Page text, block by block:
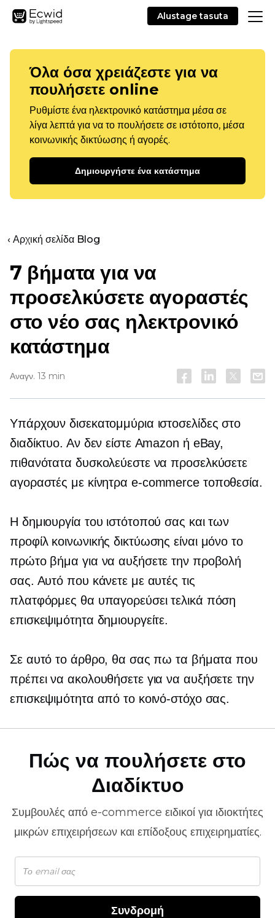
Alustage tasuta
Όλα όσα χρειάζεστε για να
πουλήσετε online
Ρυθμίστε ένα ηλεκτρονικό κατάστημα μέσα σε
λίγα λεπτά για να το πουλήσετε σε ιστότοπο, μέσα
κοινωνικής δικτύωσης ή αγορές.
Δημιουργήστε ένα κατάστημα
‹ Αρχική σελίδα Blog
7 βήματα για να
προσελκύσετε αγοραστές
στο νέο σας ηλεκτρονικό
κατάστημα
Αναγν. 13 min
Υπάρχουν δισεκατομμύρια ιστοσελίδες στο
διαδίκτυο. Αν δεν είστε Amazon ή eBay,
πιθανότατα δυσκολεύεστε να προσελκύσετε
αγοραστές με κίνητρα e-commerceτοποθεσία.
Η δημιουργία του ιστότοπού σας και των
προφίλ κοινωνικής δικτύωσης είναι μόνο το
πρώτο βήμα για να αυξήσετε την προβολή
σας. Αυτό που κάνετε με αυτές τις
πλατφόρμες θα υπαγορεύσει τελικά πόση
επισκεψιμότητα δημιουργείτε.
Σε αυτό το άρθρο, θα σας πω τα βήματα που
πρέπει να ακολουθήσετε για να αυξήσετε την
επισκεψιμότητα από το κοινό-στόχο σας.
Πώς να πουλήσετε στο
Διαδίκτυο
Συμβουλές από e-commerce ειδικοί για ιδιοκτήτες
μικρών επιχειρήσεων και επίδοξους επιχειρηματίες.
Συνδρομή